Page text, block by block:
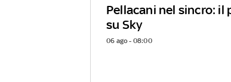
Pellacani nel sincro: il
su Sky
06 ago - 08:00